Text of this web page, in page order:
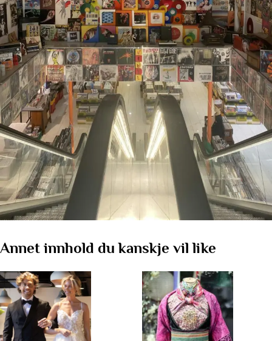
Annet innhold du kanskje vil like